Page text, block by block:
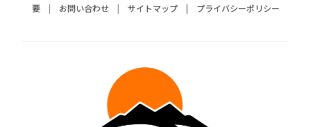
要| お問い合わせ| サイトマップ| プライバシーポリシー